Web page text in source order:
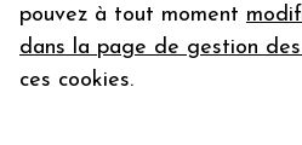
pouvez à tout moment
dans la page de gestion
ces cookies.
email
En m’abonnant,